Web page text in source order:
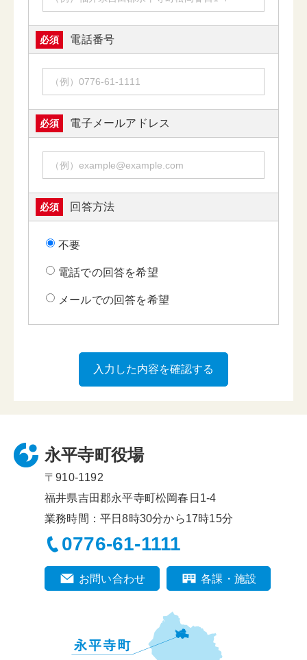
必須 電話番号
必須 電子メールアドレス
必須 回答方法
不要
電話での回答を希望
メールでの回答を希望
永平寺町役場
〒910-1192
福井県吉田郡永平寺町松岡春日1-4
業務時間：平日8時30分から17時15分
0776-61-1111
お問い合わせ 各課・施設